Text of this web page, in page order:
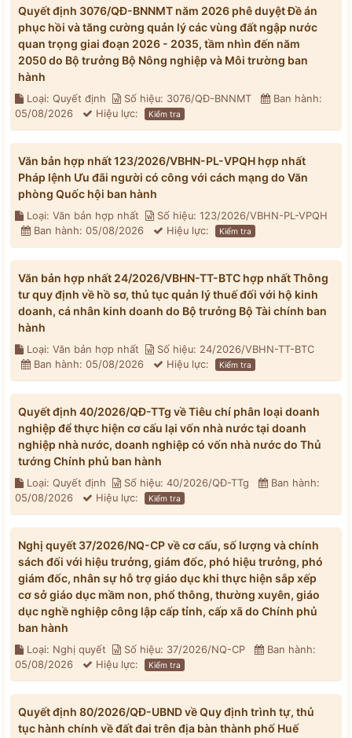
Quyết định 3076/QĐ-BNNMT năm 2026 phê duyệt Đề án
phục hồi và tăng cường quản lý các vùng đất ngập nước
quan trọng giai đoạn 2026 - 2035, tầm nhìn đến năm
2050 do Bộ trưởng Bộ Nông nghiệp và Môi trường ban
hành
Loại: Quyết định Số hiệu: 3076/QĐ-BNNMT
Ban hành:
05/08/2026
Hiệu lực: Kiểm tra
Văn bản hợp nhất 123/2026/VBHN-PL-VPQH hợp nhất
Pháp lệnh Ưu đãi người có công với cách mạng do Văn
phòng Quốc hội ban hành
Loại: Văn bản hợp nhất
Số hiệu: 123/2026/VBHN-PL-VPQH
Ban hành: 05/08/2026
Hiệu lực: Kiểm tra
Văn bản hợp nhất 24/2026/VBHN-TT-BTC hợp nhất Thông
tư quy định về hồ sơ, thủ tục quản lý thuế đối với hộ kinh
doanh, cá nhân kinh doanh do Bộ trưởng Bộ Tài chính ban
hành
Loại: Văn bản hợp nhất
Số hiệu: 24/2026/VBHN-TT-BTC
Ban hành: 05/08/2026
Hiệu lực: Kiểm tra
Quyết định 40/2026/QĐ-TTg về Tiêu chí phân loại doanh
nghiệp để thực hiện cơ cấu lại vốn nhà nước tại doanh
nghiệp nhà nước, doanh nghiệp có vốn nhà nước do Thủ
tướng Chính phủ ban hành
Loại: Quyết định Số hiệu: 40/2026/QĐ-TTg
Ban hành:
05/08/2026
Hiệu lực: Kiểm tra
Nghị quyết 37/2026/NQ-CP về cơ cấu, số lượng và chính
sách đối với hiệu trưởng, giám đốc, phó hiệu trưởng, phó
giám đốc, nhân sự hỗ trợ giáo dục khi thực hiện sắp xếp
cơ sở giáo dục mầm non, phổ thông, thường xuyên, giáo
dục nghề nghiệp công lập cấp tỉnh, cấp xã do Chính phủ
ban hành
Loại: Nghị quyết Số hiệu: 37/2026/NQ-CP
Ban hành:
05/08/2026
Hiệu lực: Kiểm tra
Quyết định 80/2026/QĐ-UBND về Quy định trình tự, thủ
tục hành chính về đất đai trên địa bàn thành phố Huế